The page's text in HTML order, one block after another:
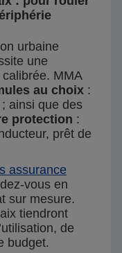
urbaine
une
MMA
au choix :
ainsi que des
protection :
prêt de
assurance
vous en
sur mesure.
tiendront
de
budget.